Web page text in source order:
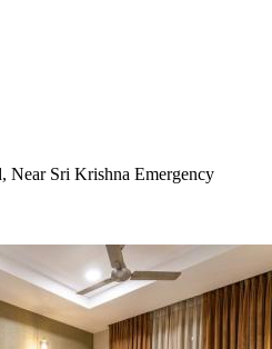
Near Sri Krishna Emergency